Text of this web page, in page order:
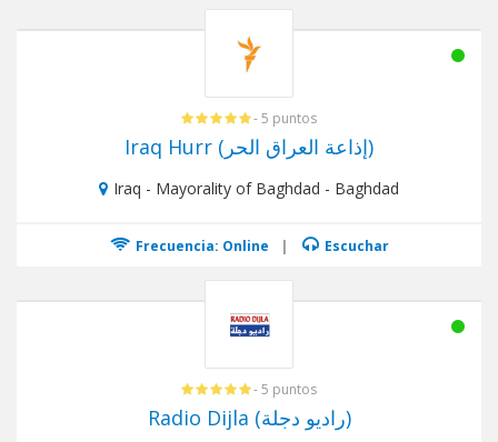
- 5 puntos
Iraq Hurr (إذاعة العراق الحر)
Iraq - Mayorality of Baghdad - Baghdad
Frecuencia: Online | Escuchar
- 5 puntos
Radio Dijla (راديو دجلة)